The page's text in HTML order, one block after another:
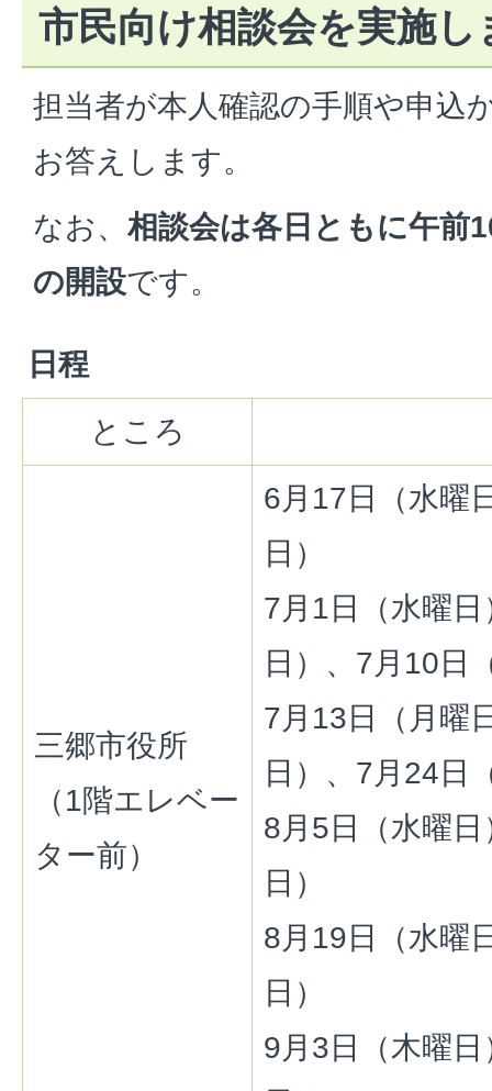
市民向け相談会を実施し
担当者が本人確認の手順や申込
お答えします。
なお、 相談会は各日ともに午前
の開設です。
日程
ところ
三郷市役所
（1階エレベー
ター前）
6月17日（水曜
日）
7月1日（水曜
日）、7月10日
7月13日（月曜
日）、7月24日
8月5日（水曜
日）
8月19日（水曜
日）
9月3日（木曜